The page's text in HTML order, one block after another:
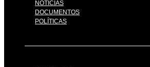
NOTICIAS
DOCUMENTOS
POLÍTICAS